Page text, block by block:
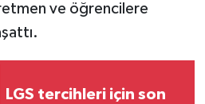
ve öğrencilere
LGS tercihleri için son